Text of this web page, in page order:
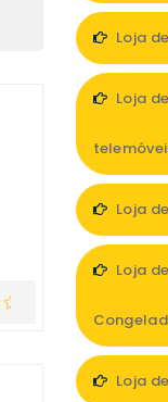
Loja
Loja
Loja
Loja
Loja